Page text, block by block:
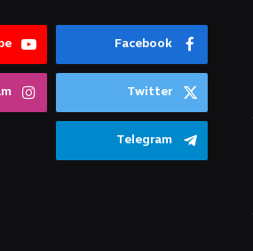
Facebook
Twitter
Telegram